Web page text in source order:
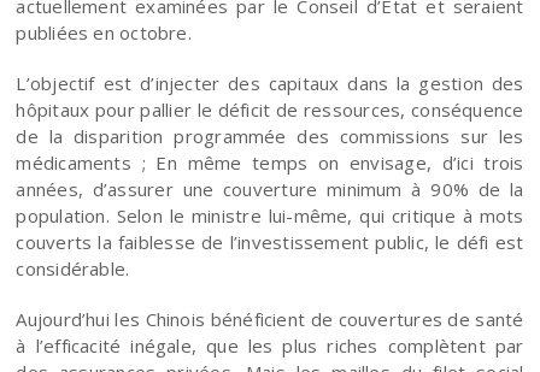
actuellement examinées par le Conseil d’Etat et seraient
publiées en octobre.
L’objectif est d’injecter des capitaux dans la gestion des
hôpitaux pour pallier le déficit de ressources, conséquence
de la disparition programmée des commissions sur les
médicaments ; En même temps on envisage, d’ici trois
années, d’assurer une couverture minimum à 90% de la
population. Selon le ministre lui-même, qui critique à mots
couverts la faiblesse de l’investissement public, le défi est
considérable.
Aujourd’hui les Chinois bénéficient de couvertures de santé
à l’efficacité inégale, que les plus riches complètent par